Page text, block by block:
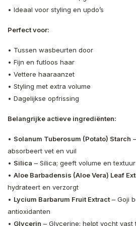
• Ideaal voor styling en updo’s
Perfect voor:
• Tussen wasbeurten door
• Fijn en futloos haar
• Vettere haaraanzet
• Styling met extra volume
• Dagelijkse opfrissing
Belangrijke actieve ingrediënten:
• Solanum Tuberosum (Potato) Starch
absorbeert vet en vuil
• Silica – Silica; geeft volume en textuur
• Aloe Barbadensis (Aloe Vera) Leaf
hydrateert en verzorgt
• Lycium Barbarum Fruit Extract – Goji
antioxidanten
• Glycerin – Glycerine; helpt vocht vast